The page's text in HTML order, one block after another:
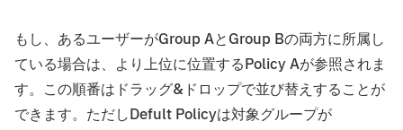
もし、あるユーザーがGroup AとGroup Bの両方に所属し
ている場合は、より上位に位置するPolicy Aが参照されま
す。この順番はドラッグ&ドロップで並び替えすることが
できます。ただしDefult Policyは対象グループが